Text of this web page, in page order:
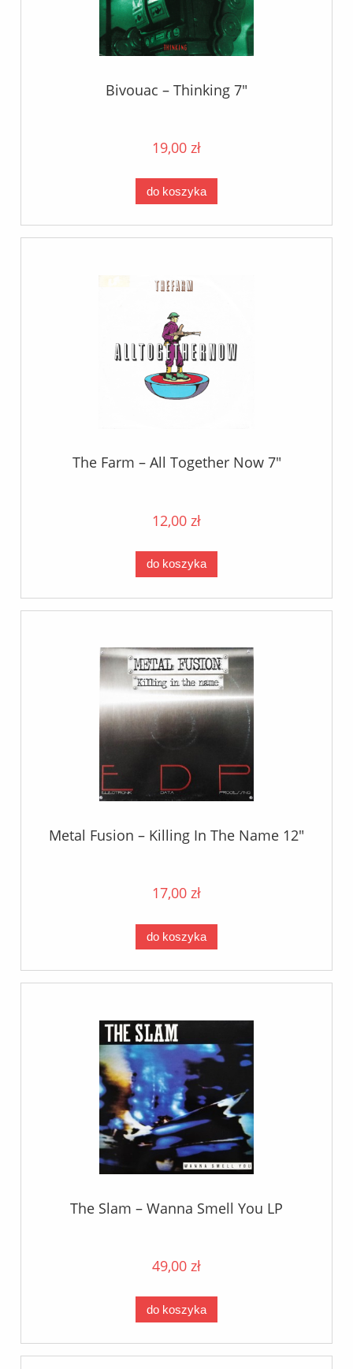
Bivouac – Thinking 7"
19,00 zł
do koszyka
The Farm – All Together Now 7"
12,00 zł
do koszyka
Metal Fusion ‎– Killing In The Name 12"
17,00 zł
do koszyka
The Slam – Wanna Smell You LP
49,00 zł
do koszyka